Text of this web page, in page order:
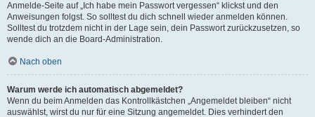
Anmelde-Seite auf „Ich habe mein Passwort vergessen“ klickst und den
Anweisungen folgst. So solltest du dich schnell wieder anmelden können.
Solltest du trotzdem nicht in der Lage sein, dein Passwort zurückzusetzen, so
wende dich an die Board-Administration.
Nach oben
Warum werde ich automatisch abgemeldet?
Wenn du beim Anmelden das Kontrollkästchen „Angemeldet bleiben“ nicht
auswählst, wirst du nur für eine Sitzung angemeldet. Dies verhindert den